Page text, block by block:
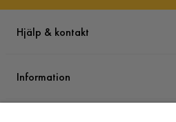
Hjälp & kontakt
Information